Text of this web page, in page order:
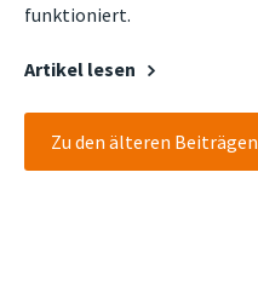
funktioniert.
Artikel lesen
Zu den älteren Beiträgen